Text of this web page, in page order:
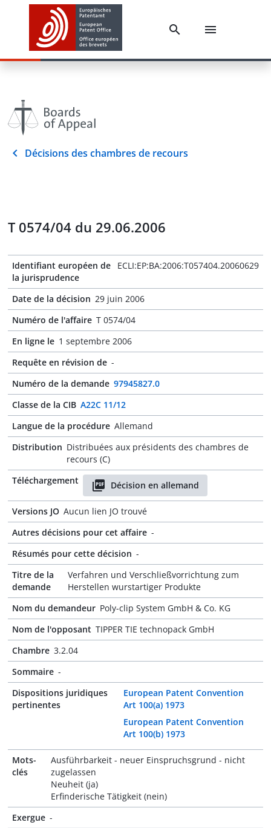
Décisions des chambres de recours
T 0574/04 du 29.06.2006
Identifiant européen de
la jurisprudence
ECLI:EP:BA:2006:T057404.20060629
Date de la décision 29 juin 2006
Numéro de l'affaire T 0574/04
En ligne le 1 septembre 2006
Requête en révision de -
Numéro de la demande 97945827.0
Classe de la CIB A22C 11/12
Langue de la procédure Allemand
Distribution Distribuées aux présidents des chambres de
recours (C)
Téléchargement
Décision en allemand
Versions JO Aucun lien JO trouvé
Autres décisions pour cet affaire -
Résumés pour cette décision -
Titre de la
demande
Verfahren und Verschließvorrichtung zum
Herstellen wurstartiger Produkte
Nom du demandeur Poly-clip System GmbH & Co. KG
Nom de l'opposant TIPPER TIE technopack GmbH
Chambre 3.2.04
Sommaire -
Dispositions juridiques
pertinentes
European Patent Convention
Art 100(a) 1973
European Patent Convention
Art 100(b) 1973
Mots-
clés
Ausführbarkeit - neuer Einspruchsgrund - nicht
zugelassen
Neuheit (ja)
Erfinderische Tätigkeit (nein)
Exergue -